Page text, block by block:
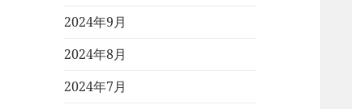
2024年9月
2024年8月
2024年7月